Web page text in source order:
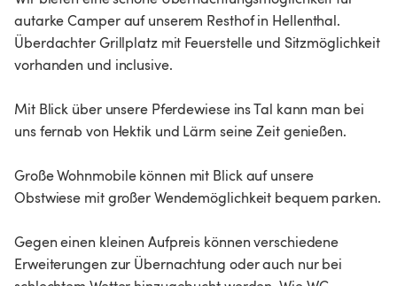
autarke Camper auf unserem Resthof in Hellenthal.
Überdachter Grillplatz mit Feuerstelle und Sitzmöglichkeit
vorhanden und inclusive.
Mit Blick über unsere Pferdewiese ins Tal kann man bei
uns fernab von Hektik und Lärm seine Zeit genießen.
Große Wohnmobile können mit Blick auf unsere
Obstwiese mit großer Wendemöglichkeit bequem parken.
Gegen einen kleinen Aufpreis können verschiedene
Erweiterungen zur Übernachtung oder auch nur bei